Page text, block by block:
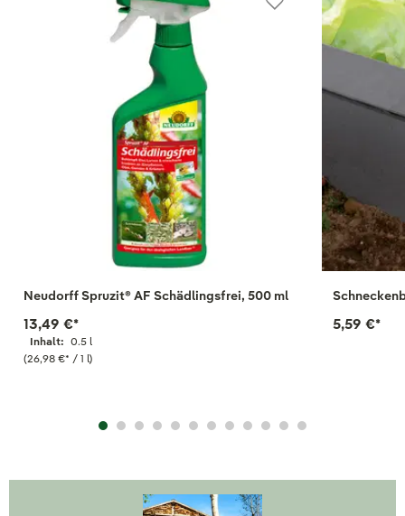
Neudorff Spruzit® AF Schädlingsfrei, 500 ml
Inhalt: 0.5 l
(26,98 €* / 1 l)
13,49 €* 5,59 €*